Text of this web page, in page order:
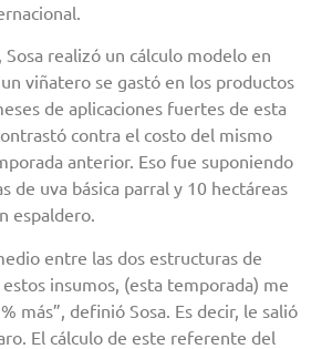
realizó un cálculo modelo en
viñatero se gastó en los productos
de aplicaciones fuertes de esta
contra el costo del mismo
anterior. Eso fue suponiendo
de uva básica parral y 10 hectáreas
espaldero.
entre las dos estructuras de
insumos, (esta temporada) me
más”, definió Sosa. Es decir, le salió
El cálculo de este referente del